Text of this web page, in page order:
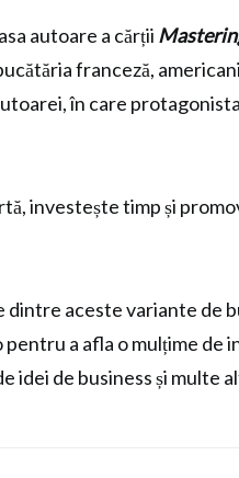
autoare a cărții
franceză,
în care
investește timp și
dintre aceste variante de
a afla o mulțime de
idei de business și multe